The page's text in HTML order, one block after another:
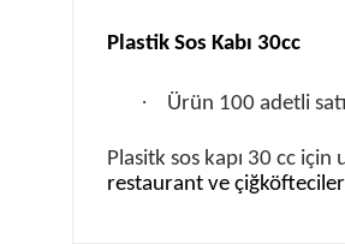
Plastik Sos Kabı 30cc
· Ürün 100 adetli
Plasitk sos kapı 30 cc için
restaurant ve